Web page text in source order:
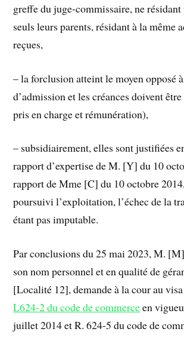
greffe du juge-commissaire, ne résidant
seuls leurs parents, résidant à la même
reçues,
– la forclusion atteint le moyen opposé
d’admission et les créances doivent
pris en charge et rémunération),
– subsidiairement, elles sont justifiées
rapport d’expertise de M. [Y] du 10
rapport de Mme [C] du 10 octobre
poursuivi l’exploitation, l’échec de la
étant pas imputable.
Par conclusions du 25 mai 2023, M.
son nom personnel et en qualité de
[Localité 12], demande à la cour au
L624-2 du code de commerceen
juillet 2014 et R. 624-5 du code de